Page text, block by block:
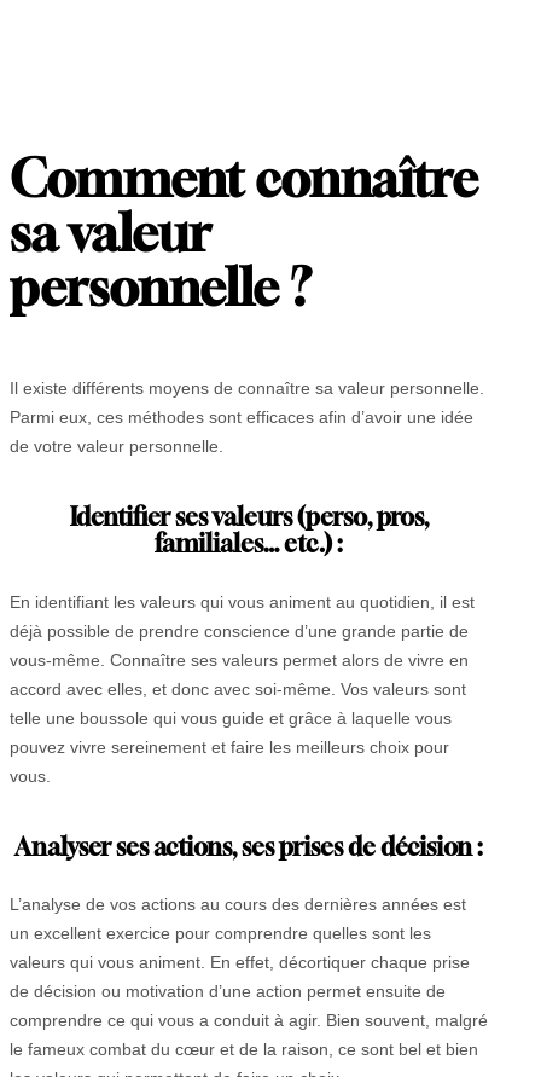
Comment connaître
sa valeur
personnelle ?
Il existe différents moyens de connaître sa valeur personnelle.
Parmi eux, ces méthodes sont efficaces afin d’avoir une idée
de votre valeur personnelle.
Identifier ses valeurs (perso, pros,
familiales… etc.) :
En identifiant les valeurs qui vous animent au quotidien, il est
déjà possible de prendre conscience d’une grande partie de
vous-même. Connaître ses valeurs permet alors de vivre en
accord avec elles, et donc avec soi-même. Vos valeurs sont
telle une boussole qui vous guide et grâce à laquelle vous
pouvez vivre sereinement et faire les meilleurs choix pour
vous.
Analyser ses actions, ses prises de décision :
L’analyse de vos actions au cours des dernières années est
un excellent exercice pour comprendre quelles sont les
valeurs qui vous animent. En effet, décortiquer chaque prise
de décision ou motivation d’une action permet ensuite de
comprendre ce qui vous a conduit à agir. Bien souvent, malgré
le fameux combat du cœur et de la raison, ce sont bel et bien